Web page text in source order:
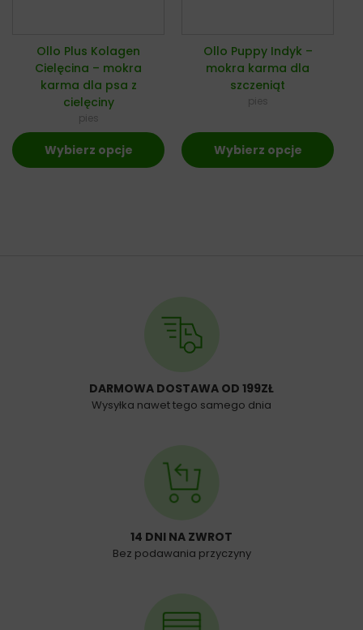
Ollo Plus Kolagen
Cielęcina – mokra
karma dla psa z
cielęciny
pies
Wybierz opcje
Ollo Puppy Indyk –
mokra karma dla
szczeniąt
pies
Wybierz opcje
DARMOWA DOSTAWA OD 199ZŁ
Wysyłka nawet tego samego dnia
14 DNI NA ZWROT
Bez podawania przyczyny